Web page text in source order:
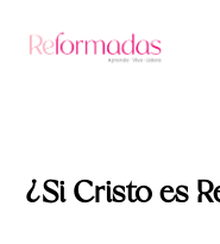
¿Si Cristo es